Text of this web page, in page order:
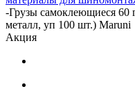
-Грузы самоклеющиеся 60
металл, уп 100 шт.) Maruni
Акция